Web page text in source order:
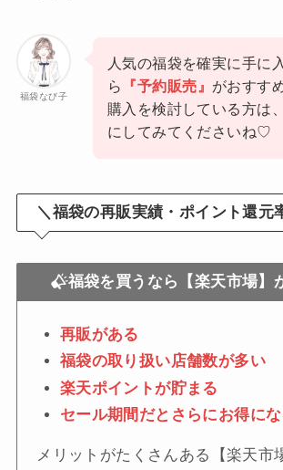
福袋なび子
人気の福袋を確実に手に
ら
『予約販売』 がおすす
購入を検討している方は
にしてみてくださいね♡
＼福袋の再販実績・ポイント還元
福袋を買うなら【楽天市場】
再販がある
福袋の取り扱い店舗数が多い
楽天ポイントが貯まる
セール期間だとさらにお得に
メリットがたくさんある【楽天市